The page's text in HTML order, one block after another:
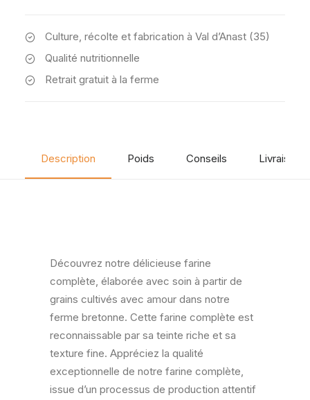
Culture, récolte et fabrication à Val d’Anast (35)
Qualité nutritionnelle
Retrait gratuit à la ferme
Description Poids Conseils Livraison
Découvrez notre délicieuse farine
complète, élaborée avec soin à partir de
grains cultivés avec amour dans notre
ferme bretonne. Cette farine complète est
reconnaissable par sa teinte riche et sa
texture fine. Appréciez la qualité
exceptionnelle de notre farine complète,
issue d’un processus de production attentif